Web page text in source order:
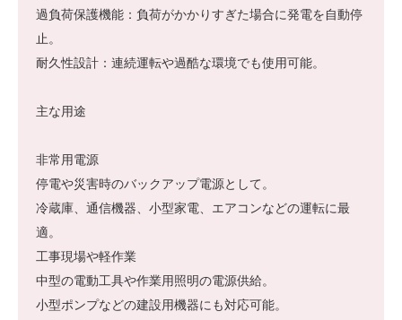
過負荷保護機能：負荷がかかりすぎた場合に発電を自動停
止。
耐久性設計：連続運転や過酷な環境でも使用可能。
主な用途
非常用電源
停電や災害時のバックアップ電源として。
冷蔵庫、通信機器、小型家電、エアコンなどの運転に最
適。
工事現場や軽作業
中型の電動工具や作業用照明の電源供給。
小型ポンプなどの建設用機器にも対応可能。